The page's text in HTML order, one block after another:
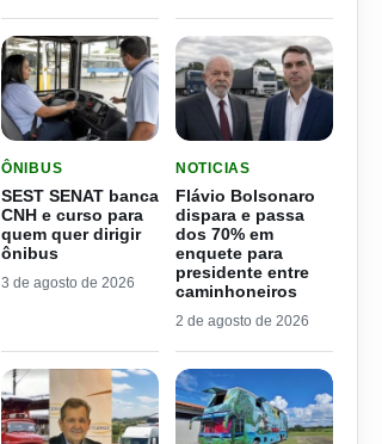
ÔNIBUS
SEST SENAT banca
CNH e curso para
quem quer dirigir
ônibus
3 de agosto de 2026
NOTICIAS
Flávio Bolsonaro
dispara e passa
dos 70% em
enquete para
presidente entre
caminhoneiros
2 de agosto de 2026